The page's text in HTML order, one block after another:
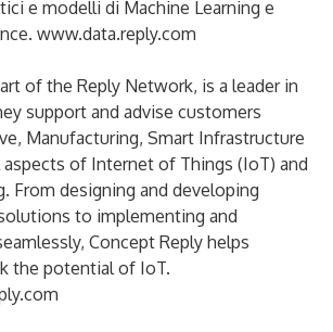
e modelli di Machine Learning e
www.data.reply.com
of the Reply Network, is a leader in
support and advise customers
Manufacturing, Smart Infrastructure
aspects of Internet of Things (IoT) and
From designing and developing
to implementing and
Concept Reply helps
the potential of IoT.